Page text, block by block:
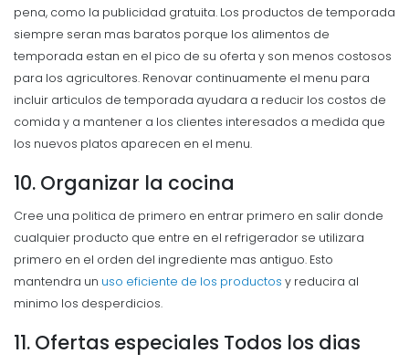
pena, como la publicidad gratuita. Los productos de temporada
siempre seran mas baratos porque los alimentos de
temporada estan en el pico de su oferta y son menos costosos
para los agricultores. Renovar continuamente el menu para
incluir articulos de temporada ayudara a reducir los costos de
comida y a mantener a los clientes interesados a medida que
los nuevos platos aparecen en el menu.
10. Organizar la cocina
Cree una politica de primero en entrar primero en salir donde
cualquier producto que entre en el refrigerador se utilizara
primero en el orden del ingrediente mas antiguo. Esto
mantendra un uso eficiente de los productos y reducira al
minimo los desperdicios.
11. Ofertas especiales Todos los dias